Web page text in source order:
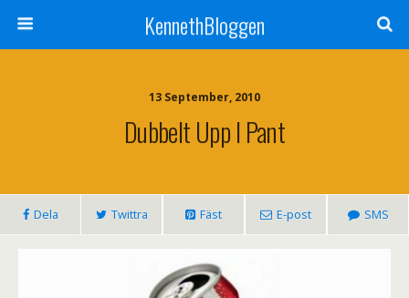
KennethBloggen
13 September, 2010
Dubbelt Upp I Pant
Dela Twittra Fäst E-post SMS